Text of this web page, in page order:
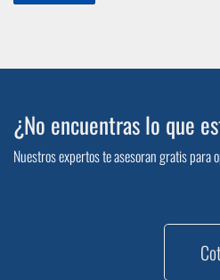
¿No encuentras lo que
Nuestros expertos te asesoran gratis para